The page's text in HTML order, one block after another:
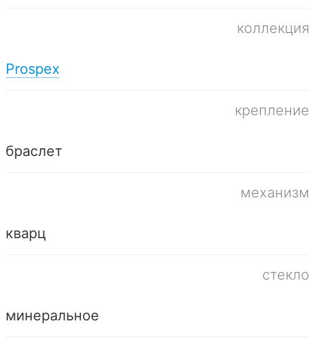
коллекция
Prospex
крепление
браслет
механизм
кварц
стекло
минеральное